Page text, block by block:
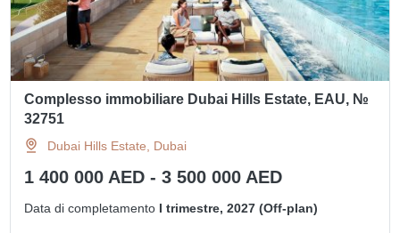
Complesso immobiliare Dubai Hills Estate, EAU, №
32751
Dubai Hills Estate, Dubai
1 400 000 AED - 3 500 000 AED
Data di completamento I trimestre, 2027 (Off-plan)